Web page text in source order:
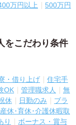
万円以上
500万円
をこだわり条件
・借り上げ
住宅手
OK 管理職求人
無
休 日勤のみ
ブラ
産休･育休･介護休暇取
り
ボーナス・賞与